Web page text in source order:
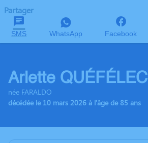
Partager
SMS WhatsApp Facebook
Arlette QUÉFÉLEC
née FARALDO
décédée le 10 mars 2026 à l'âge de 85 ans